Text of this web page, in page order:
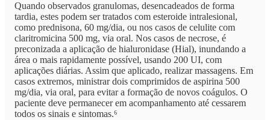
Quando observados granulomas, desencadeados de forma
tardia, estes podem ser tratados com esteroide intralesional,
como prednisona, 60 mg/dia, ou nos casos de celulite com
claritromicina 500 mg, via oral. Nos casos de necrose, é
preconizada a aplicação de hialuronidase (Hial), inundando a
área o mais rapidamente possível, usando 200 UI, com
aplicações diárias. Assim que aplicado, realizar massagens. Em
casos extremos, ministrar dois comprimidos de aspirina 500
mg/dia, via oral, para evitar a formação de novos coágulos. O
paciente deve permanecer em acompanhamento até cessarem
todos os sinais e sintomas.⁶